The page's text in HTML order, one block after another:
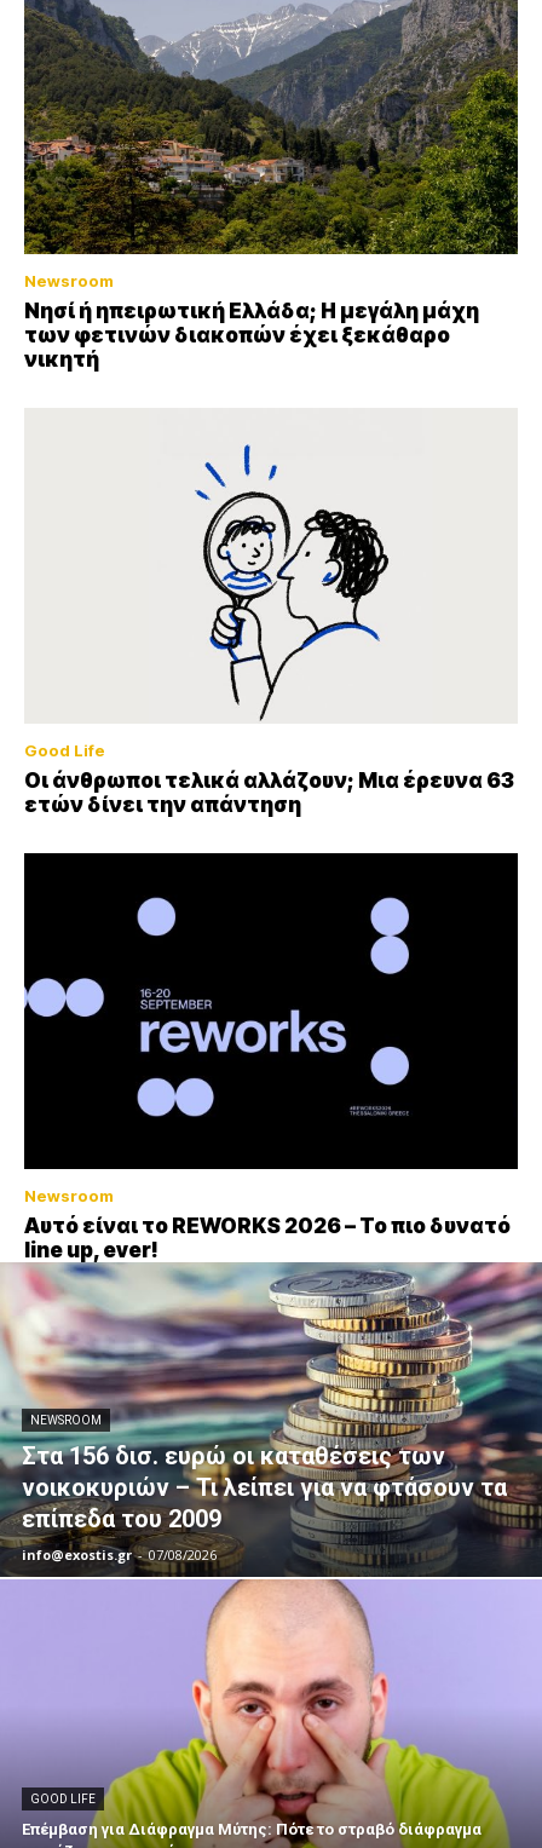
Newsroom
Νησί ή ηπειρωτική Ελλάδα; Η μεγάλη μάχη
των φετινών διακοπών έχει ξεκάθαρο
νικητή
Good Life
Οι άνθρωποι τελικά αλλάζουν; Μια έρευνα 63
ετών δίνει την απάντηση
Newsroom
Αυτό είναι το REWORKS 2026 – Το πιο δυνατό
line up, ever!
NEWSROOM
Στα 156 δισ. ευρώ οι καταθέσεις των
νοικοκυριών – Τι λείπει για να φτάσουν τα
επίπεδα του 2009
info@exostis.gr - 07/08/2026
GOOD LIFE
Επέμβαση για Διάφραγμα Μύτης: Πότε το στραβό διάφραγμα